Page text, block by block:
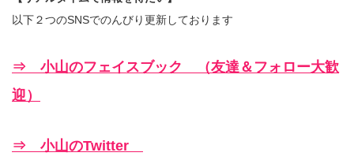
以下２つのSNSでのんびり更新しております
⇒ 小山のフェイスブック （友達＆フォロー大歓
迎）
⇒ 小山のTwitter